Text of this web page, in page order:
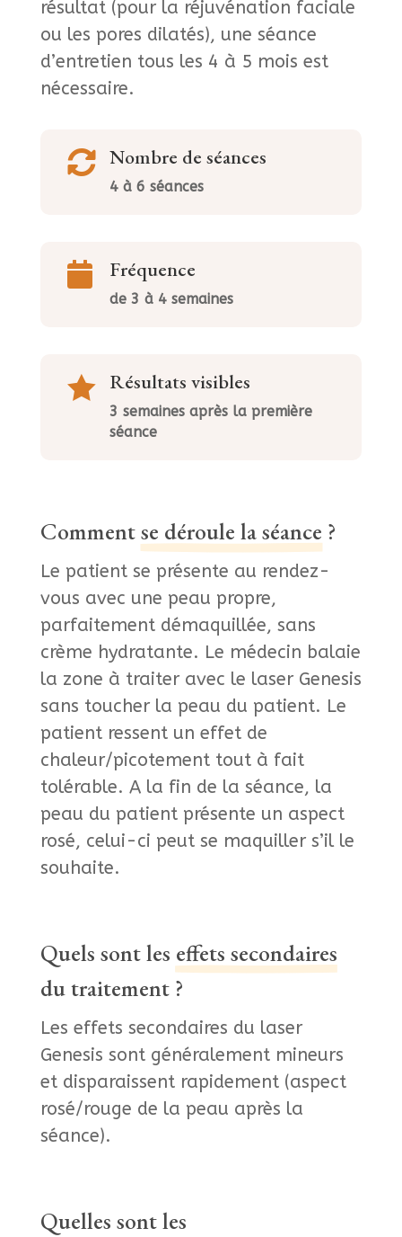
résultat (pour la réjuvénation faciale
ou les pores dilatés), une séance
d’entretien tous les 4 à 5 mois est
nécessaire.
 Nombre de séances
4 à 6 séances
 Fréquence
de 3 à 4 semaines
 Résultats visibles
3 semaines après la première
séance
Commentse déroule la séance ?
Le patient se présente au rendez-
vous avec une peau propre,
parfaitement démaquillée, sans
crème hydratante. Le médecin balaie
la zone à traiter avec le laser Genesis
sans toucher la peau du patient. Le
patient ressent un effet de
chaleur/picotement tout à fait
tolérable. A la fin de la séance, la
peau du patient présente un aspect
rosé, celui-ci peut se maquiller s’il le
souhaite.
Quels sont les effets secondaires
du traitement ?
Les effets secondaires du laser
Genesis sont généralement mineurs
et disparaissent rapidement (aspect
rosé/rouge de la peau après la
séance).
Quelles sont les